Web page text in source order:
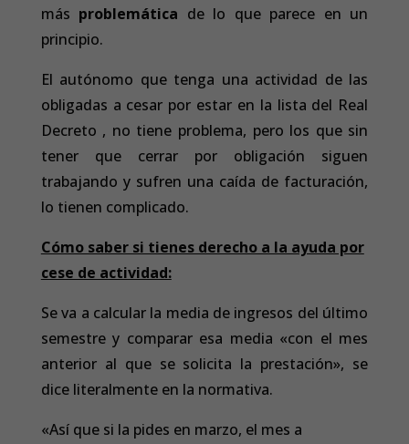
más problemática de lo que parece en un
principio.
El autónomo que tenga una actividad de las
obligadas a cesar por estar en la lista del Real
Decreto , no tiene problema, pero los que sin
tener que cerrar por obligación siguen
trabajando y sufren una caída de facturación,
lo tienen complicado.
Cómo saber si tienes derecho a la ayuda por
cese de actividad:
Se va a calcular la media de ingresos del último
semestre y comparar esa media «con el mes
anterior al que se solicita la prestación», se
dice literalmente en la normativa.
«Así que si la pides en marzo, el mes a